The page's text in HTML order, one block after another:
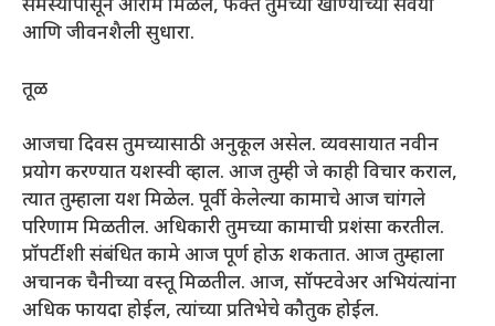
समस्यांपासून आराम मिळेल, फक्त तुमच्या खाण्याच्या सवयी
आणि जीवनशैली सुधारा.
तूळ
आजचा दिवस तुमच्यासाठी अनुकूल असेल. व्यवसायात नवीन
प्रयोग करण्यात यशस्वी व्हाल. आज तुम्ही जे काही विचार कराल,
त्यात तुम्हाला यश मिळेल. पूर्वी केलेल्या कामाचे आज चांगले
परिणाम मिळतील. अधिकारी तुमच्या कामाची प्रशंसा करतील.
प्रॉपर्टीशी संबंधित कामे आज पूर्ण होऊ शकतात. आज तुम्हाला
अचानक चैनीच्या वस्तू मिळतील. आज, सॉफ्टवेअर अभियंत्यांना
अधिक फायदा होईल, त्यांच्या प्रतिभेचे कौतुक होईल.